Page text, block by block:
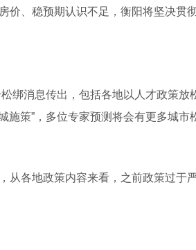
价、稳预期认识不足，衡阳将坚决贯
绑消息传出，包括各地以人才政策
施策”，多位专家预测将会有更多城市
从各地政策内容来看，之前政策过于